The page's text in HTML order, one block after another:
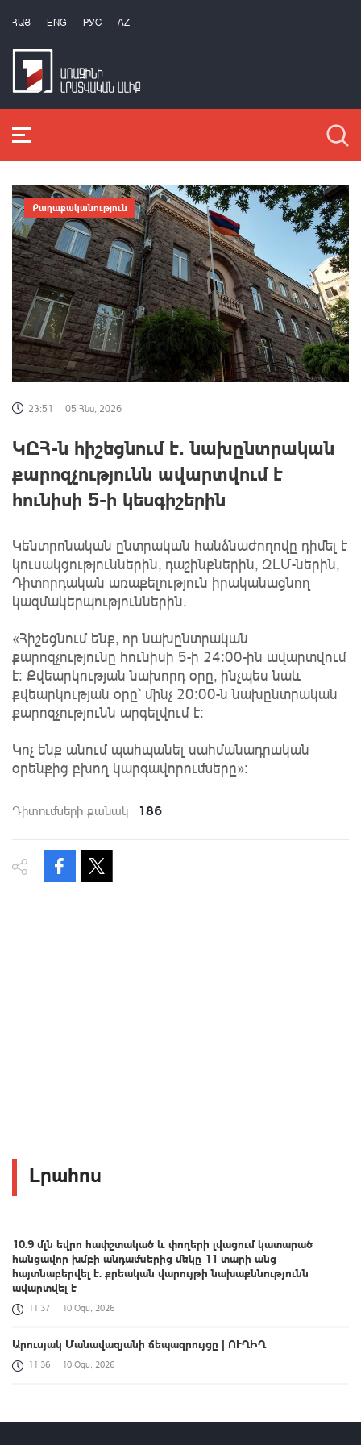
ՀԱՅ ENG РУС AZ
Քաղաքականություն
23:51 05 Հնս, 2026
ԿԸՀ-ն հիշեցնում է․ նախընտրական
քարոզչությունն ավարտվում է
հունիսի 5-ի կեսգիշերին
Կենտրոնական ընտրական հանձնաժողովը դիմել է
կուսակցություններին, դաշինքներին, ԶԼՄ-ներին,
Դիտորդական առաքելություն իրականացնող
կազմակերպություններին․
«Հիշեցնում ենք, որ նախընտրական
քարոզչությունը հունիսի 5-ի 24։00-ին ավարտվում
է։ Քվեարկության նախորդ օրը, ինչպես նաև
քվեարկության օրը՝ մինչ 20։00-ն նախընտրական
քարոզչությունն արգելվում է։
Կոչ ենք անում պահպանել սահմանադրական
օրենքից բխող կարգավորումները»։
Դիտումների քանակ 186
Լրահոս
10.9 մլն եվրո հափշտակած և փողերի լվացում կատարած
հանցավոր խմբի անդամներից մեկը 11 տարի անց
հայտնաբերվել է. քրեական վարույթի նախաքննությունն
ավարտվել է
11:37 10 Օգս, 2026
Արուսյակ Մանավազյանի ճեպազրույցը | ՈՒՂԻՂ
11:36 10 Օգս, 2026